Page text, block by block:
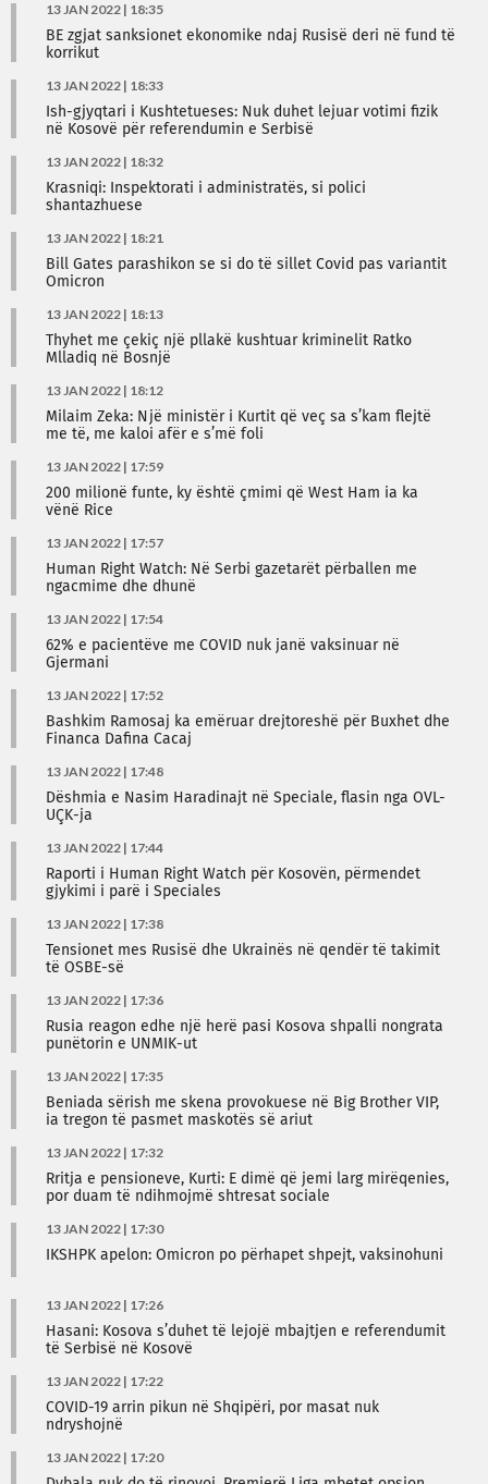
13 JAN 2022 | 18:35
BE zgjat sanksionet ekonomike ndaj Rusisë deri në fund të
korrikut
13 JAN 2022 | 18:33
Ish-gjyqtari i Kushtetueses: Nuk duhet lejuar votimi fizik
në Kosovë për referendumin e Serbisë
13 JAN 2022 | 18:32
Krasniqi: Inspektorati i administratës, si polici
shantazhuese
13 JAN 2022 | 18:21
Bill Gates parashikon se si do të sillet Covid pas variantit
Omicron
13 JAN 2022 | 18:13
Thyhet me çekiç një pllakë kushtuar kriminelit Ratko
Mlladiq në Bosnjë
13 JAN 2022 | 18:12
Milaim Zeka: Një ministër i Kurtit që veç sa s’kam flejtë
me të, me kaloi afër e s’më foli
13 JAN 2022 | 17:59
200 milionë funte, ky është çmimi që West Ham ia ka
vënë Rice
13 JAN 2022 | 17:57
Human Right Watch: Në Serbi gazetarët përballen me
ngacmime dhe dhunë
13 JAN 2022 | 17:54
62% e pacientëve me COVID nuk janë vaksinuar në
Gjermani
13 JAN 2022 | 17:52
Bashkim Ramosaj ka emëruar drejtoreshë për Buxhet dhe
Financa Dafina Cacaj
13 JAN 2022 | 17:48
Dëshmia e Nasim Haradinajt në Speciale, flasin nga OVL-
UÇK-ja
13 JAN 2022 | 17:44
Raporti i Human Right Watch për Kosovën, përmendet
gjykimi i parë i Speciales
13 JAN 2022 | 17:38
Tensionet mes Rusisë dhe Ukrainës në qendër të takimit
të OSBE-së
13 JAN 2022 | 17:36
Rusia reagon edhe një herë pasi Kosova shpalli nongrata
punëtorin e UNMIK-ut
13 JAN 2022 | 17:35
Beniada sërish me skena provokuese në Big Brother VIP,
ia tregon të pasmet maskotës së ariut
13 JAN 2022 | 17:32
Rritja e pensioneve, Kurti: E dimë që jemi larg mirëqenies,
por duam të ndihmojmë shtresat sociale
13 JAN 2022 | 17:30
IKSHPK apelon: Omicron po përhapet shpejt, vaksinohuni
13 JAN 2022 | 17:26
Hasani: Kosova s’duhet të lejojë mbajtjen e referendumit
të Serbisë në Kosovë
13 JAN 2022 | 17:22
COVID-19 arrin pikun në Shqipëri, por masat nuk
ndryshojnë
13 JAN 2022 | 17:20